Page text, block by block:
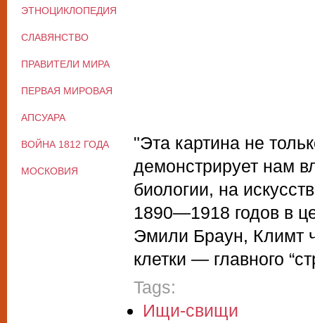
"Эта картина не
демонстрирует нам
биологии, на
1890—1918 годов в
Эмили Браун, Климт
клетки — главного
Tags:
Ищи-свищи
ЭТНОЦИКЛОПЕДИЯ
СЛАВЯНСТВО
ПРАВИТЕЛИ МИРА
ПЕРВАЯ МИРОВАЯ
АПСУАРА
ВОЙНА 1812 ГОДА
МОСКОВИЯ